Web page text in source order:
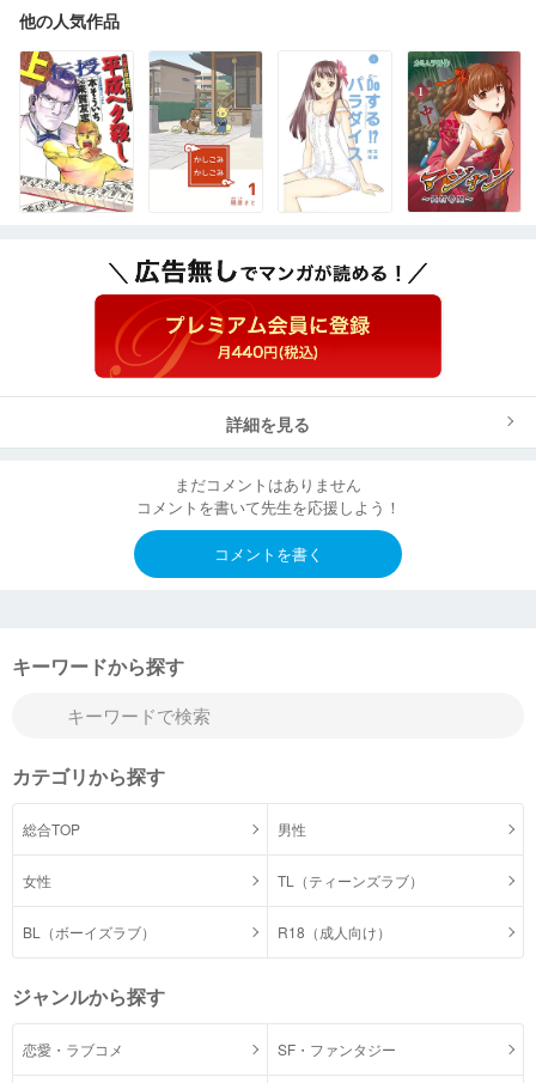
他の人気作品
詳細を見る
まだコメントはありません
コメントを書いて先生を応援しよう！
コメントを書く
キーワードから探す
カテゴリから探す
総合TOP 男性
女性 TL（ティーンズラブ）
BL（ボーイズラブ） R18（成人向け）
ジャンルから探す
恋愛・ラブコメ SF・ファンタジー